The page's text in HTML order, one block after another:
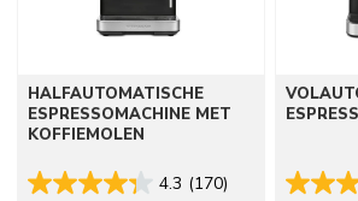
HALFAUTOMATISCHE
ESPRESSOMACHINE MET
KOFFIEMOLEN
4.3 (170)